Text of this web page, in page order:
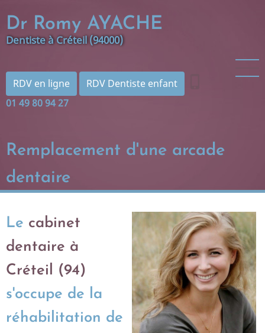
au
contenu
Dr Romy AYACHE
Dentiste à Créteil (94000)
RDV en ligne RDV Dentiste enfant
01 49 80 94 27
Remplacement d'une arcade
dentaire
Le cabinet
dentaire à
Créteil (94)
s'occupe de la
réhabilitation de